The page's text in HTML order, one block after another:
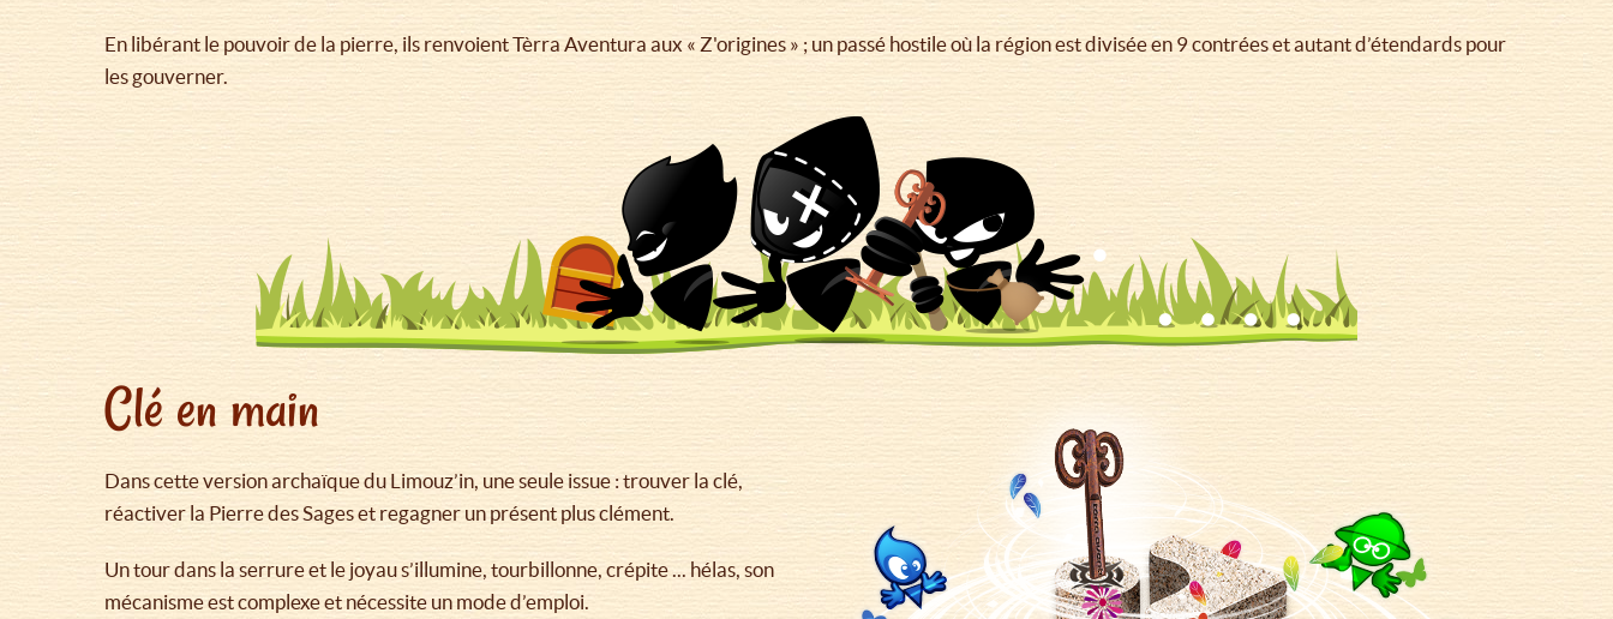
En libérant le pouvoir de la pierre, ils renvoient Tèrra Aventura aux « Z'origines » ; un passé hostile où la région est divisée en 9 contrées et autant d’étendards pour
les gouverner.
Clé en main
Dans cette version archaïque du Limouz’in, une seule issue : trouver la clé,
réactiver la Pierre des Sages et regagner un présent plus clément.
Un tour dans la serrure et le joyau s’illumine, tourbillonne, crépite ... hélas, son
mécanisme est complexe et nécessite un mode d’emploi.